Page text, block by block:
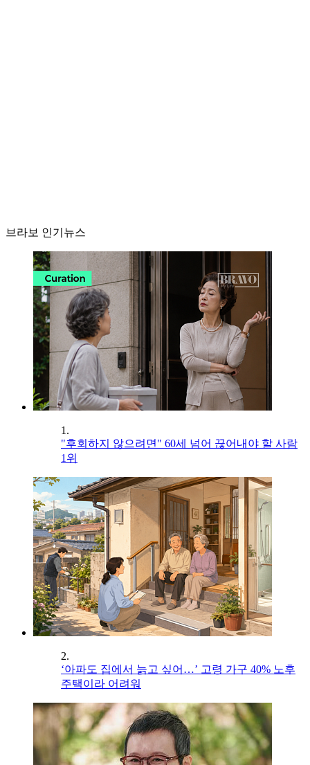
브라보 인기뉴스
1.
"후회하지 않으려면" 60세 넘어 끊어내야 할 사람
1위
2.
‘아파도 집에서 늙고 싶어…’ 고령 가구 40% 노후
주택이라 어려워